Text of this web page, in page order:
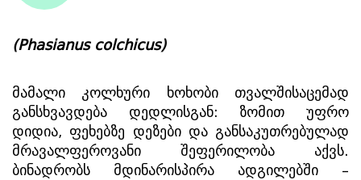
(Phasianus colchicus)
მამალი კოლხური ხოხობი თვალშისაცემად
განსხვავდება დედლისგან: ზომით უფრო
დიდია, ფეხებზე დეზები და განსაკუთრებულად
მრავალფეროვანი შეფერილობა აქვს.
ბინადრობს მდინარისპირა ადგილებში –